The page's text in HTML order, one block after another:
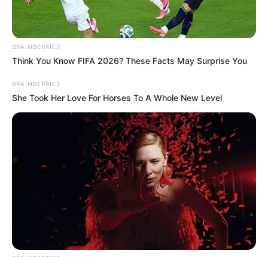
BRAINBERRIES
Think You Know FIFA 2026? These Facts May Surprise You
BRAINBERRIES
She Took Her Love For Horses To A Whole New Level